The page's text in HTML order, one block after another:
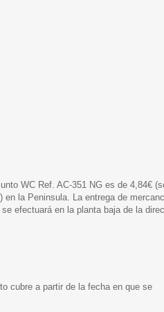
WC Ref. AC-351 NG es de 4,84€
la Peninsula. La entrega de
efectuará en la planta baja de la
cubre a partir de la fecha en que se